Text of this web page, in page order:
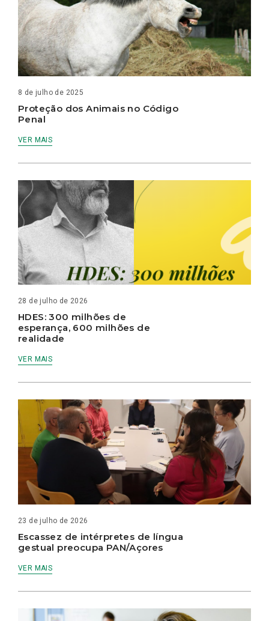
8 de julho de 2025
Proteção dos Animais no Código
Penal
VER MAIS
28 de julho de 2026
HDES: 300 milhões de
esperança, 600 milhões de
realidade
VER MAIS
23 de julho de 2026
Escassez de intérpretes de língua
gestual preocupa PAN/Açores
VER MAIS